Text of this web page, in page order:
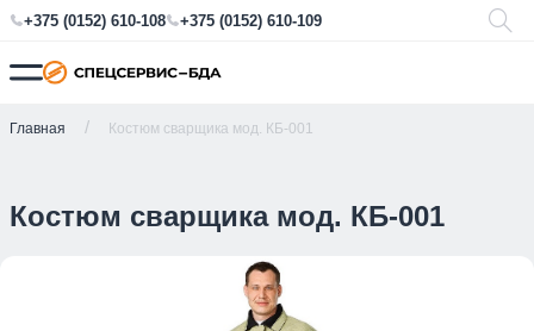
+375 (0152) 610-108 +375 (0152) 610-109
Главная Костюм сварщика мод. КБ-001
Костюм сварщика мод. КБ-001